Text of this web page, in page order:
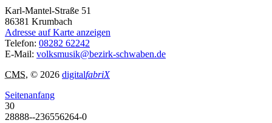
Karl-Mantel-Straße 51
86381 Krumbach
Adresse auf Karte anzeigen
Telefon: 08282 62242
E-Mail: volksmusik@bezirk-schwaben.de
CMS, © 2026 digitalfabriX
Seitenanfang
30
28888--236556264-0